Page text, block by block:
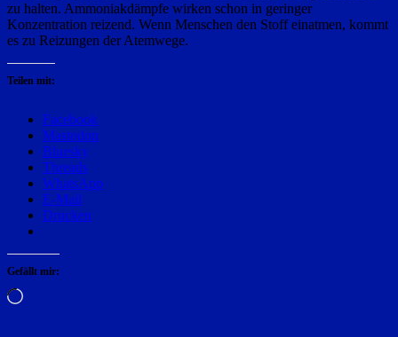
zu halten. Ammoniakdämpfe wirken schon in geringer
Konzentration reizend. Wenn Menschen den Stoff einatmen, kommt
es zu Reizungen der Atemwege.
Teilen mit:
Facebook
Mastodon
Bluesky
Threads
WhatsApp
E-Mail
Drucken
Gefällt mir:
Wird